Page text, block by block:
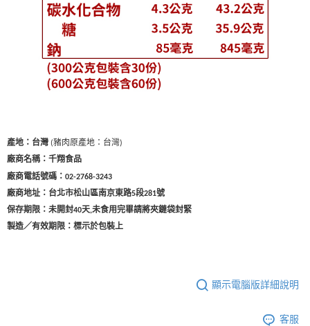
產地：台灣 (豬肉原產地：台灣)
廠商名稱：千翔食品
廠商電話號碼： 02-2768-3243
廠商地址：台北市松山區南京東路5段281號
保存期限：未開封40天,未食用完畢請將夾鏈袋封緊
製造／有效期限：標示於包裝上
顯示電腦版詳細說明
客服